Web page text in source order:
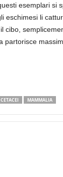
esemplari si
eschimesi li
cibo,
CETACEI MAMMALIA